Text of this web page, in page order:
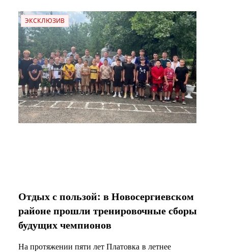
ЭКСКЛЮЗИВ
Отдых с пользой: в Новосергиевском
районе прошли тренировочные сборы
будущих чемпионов
На протяжении пяти лет Платовка в летнее